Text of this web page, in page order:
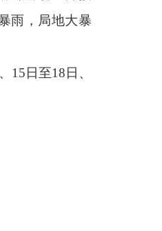
雨，局地大暴
日至18日、